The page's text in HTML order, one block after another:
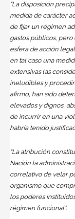
“La disposición
medida de carácter
de fijar un régimen
gastos públicos,
esfera de acción
en tal caso una
extensivas las
ineludibles y
afirmo, han sido
elevados y dignos,
de incurrir en una
habría tenido
“La atribución
Nación la
correlativo de velar
organismo que
los poderes
régimen funcional”.